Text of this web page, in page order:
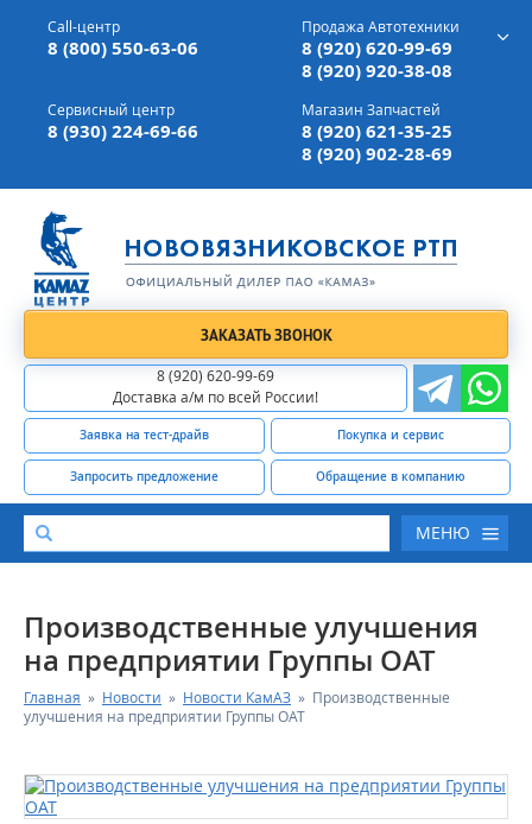
г. Вязники,ул. Механизаторов, д 90
Доставка а/м,по всей России
Call-центр
8 (800) 550-63-06
Продажа Автотехники
8 (920) 620-99-69
8 (920) 920-38-08
Сервисный центр
8 (930) 224-69-66
Магазин Запчастей
8 (920) 621-35-25
8 (920) 902-28-69
ЗАКАЗАТЬ ЗВОНОК
8 (920) 620-99-69
Доставка а/м по всей России!
Заявка на тест-драйв Покупка и сервис
Запросить предложение Обращение в компанию
МЕНЮ
КАТАЛОГ АВТОТЕХНИКИ
ЗАПАСНЫЕ ЧАСТИ
Производственные улучшения
на предприятии Группы ОАТ
Главная » Новости » Новости КамАЗ » Производственные
улучшения на предприятии Группы ОАТ